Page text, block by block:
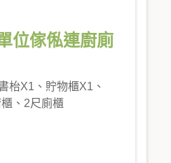
位傢俬連廚廁
枱X1、貯物櫃X1、
、2尺廁櫃